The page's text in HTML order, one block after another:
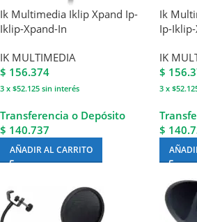
Ik Multimedia Iklip Xpand Ip-
Iklip-Xpand-In
IK MULTIMEDIA
$ 156.374
3 x $52.125 sin interés
Transferencia o Depósito
$ 140.737
AÑADIR AL CARRITO
Ik
Ip-
IK
$
3 x
$